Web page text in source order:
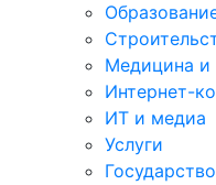
Медицина и
Интернет-
ИТ и медиа
Услуги
Государство